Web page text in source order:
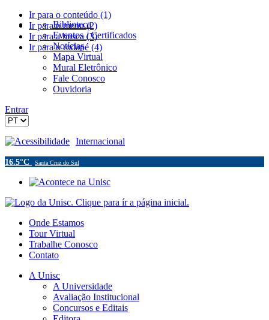
Ir para o conteúdo (1)
Ir para o menu (2)
Ir para a busca (3)
Ir para o rodapé (4)
Biblioteca
Eventos / Certificados
Notícias
Mapa Virtual
Mural Eletrônico
Fale Conosco
Ouvidoria
Entrar
Acessibilidade Internacional
16.5°C Santa Cruz do Sul
Onde Estamos
Tour Virtual
Trabalhe Conosco
Contato
A Unisc
A Universidade
Avaliação Institucional
Concursos e Editais